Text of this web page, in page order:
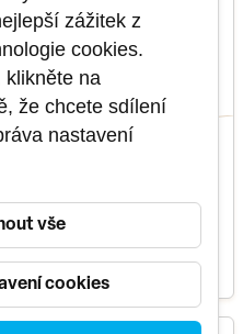
jak navrhovat,
řešení Azure.
VÍCE INFO
zážitek z
cookies.
klikněte na
že chcete sdílení
nastavení
cookies
vše